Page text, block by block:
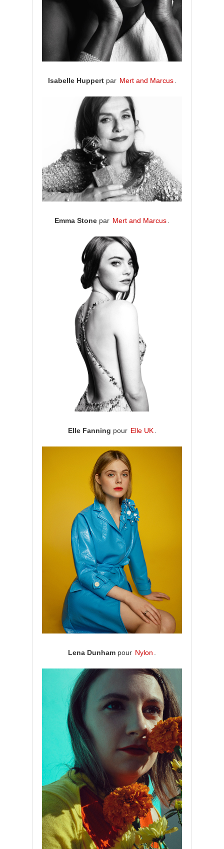
Isabelle Huppertpar Mert and Marcus .
Emma Stone par Mert and Marcus
Elle Fanning pour Elle UK
Lena Dunham pour Nylon